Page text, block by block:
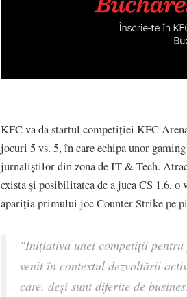
KFC va da startul competiției KFC
jocuri 5 vs. 5, în care echipa unor
jurnaliștilor din zona de IT & Tech.
exista și posibilitatea de a juca CS 1.6,
apariția primului joc Counter Strike pe
"Inițiativa unei competiții pentru
venit în contextul dezvoltării
care, deși sunt diferite de